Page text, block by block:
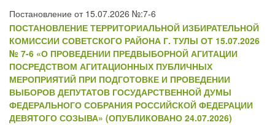
Постановление от 15.07.2026 №:7-6
ПОСТАНОВЛЕНИЕ ТЕРРИТОРИАЛЬНОЙ ИЗБИРАТЕЛЬНОЙ
КОМИССИИ СОВЕТСКОГО РАЙОНА Г. ТУЛЫ ОТ 15.07.2026
№ 7-6 «О ПРОВЕДЕНИИ ПРЕДВЫБОРНОЙ АГИТАЦИИ
ПОСРЕДСТВОМ АГИТАЦИОННЫХ ПУБЛИЧНЫХ
МЕРОПРИЯТИЙ ПРИ ПОДГОТОВКЕ И ПРОВЕДЕНИИ
ВЫБОРОВ ДЕПУТАТОВ ГОСУДАРСТВЕННОЙ ДУМЫ
ФЕДЕРАЛЬНОГО СОБРАНИЯ РОССИЙСКОЙ ФЕДЕРАЦИИ
ДЕВЯТОГО СОЗЫВА» (ОПУБЛИКОВАНО 24.07.2026)